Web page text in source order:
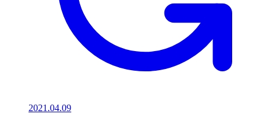
2021.04.09